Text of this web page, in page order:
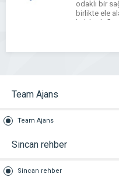
odaklı bir
birlikte ele
hali
Team Ajans
Team Ajans
Sincan rehber
Sincan rehber